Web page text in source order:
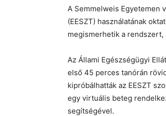
A Semmelweis Egyetemen
(EESZT) használatának
megismerhetik a rendszert,
Az Állami Egészségügyi
első 45 perces tanórán
kipróbálhatták az EESZT
egy virtuális beteg
segítségével.